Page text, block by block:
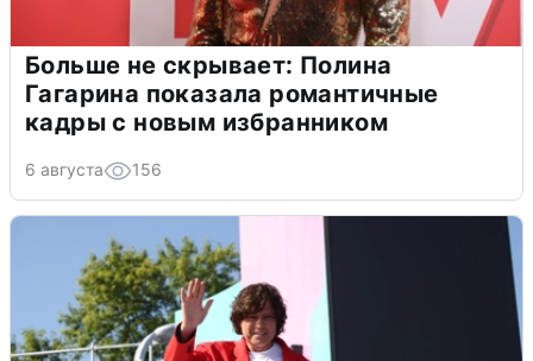
Больше не скрывает: Полина
Гагарина показала романтичные
кадры с новым избранником
6 августа 156